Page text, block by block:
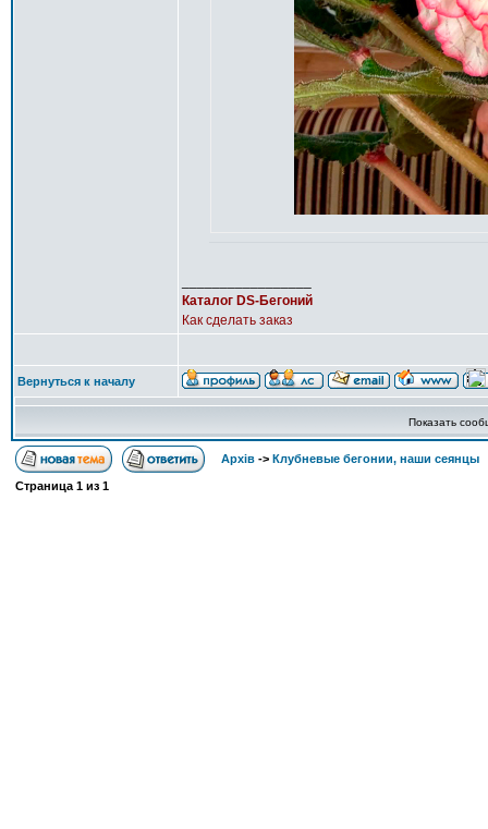
Каталог DS-Бегоний
Как сделать заказ
Вернуться к началу
Показать
Архів -> Клубневые бегонии, наши сеянцы
Страница 1 из 1